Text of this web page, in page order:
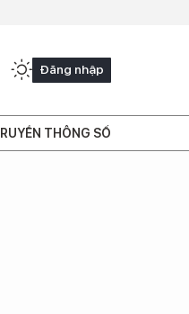
Đăng nhập
THÔNG SỐ